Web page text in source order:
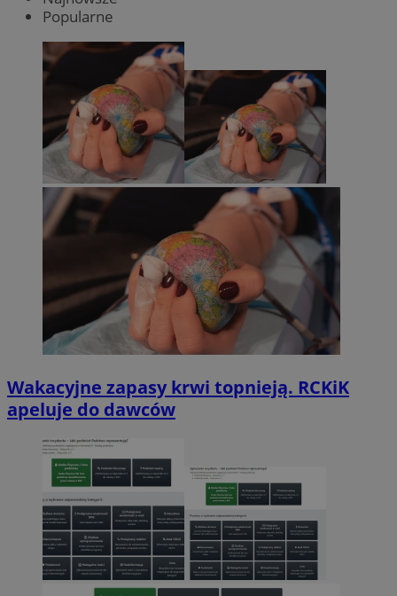
Popularne
Wakacyjne zapasy krwi topnieją. RCKiK
apeluje do dawców